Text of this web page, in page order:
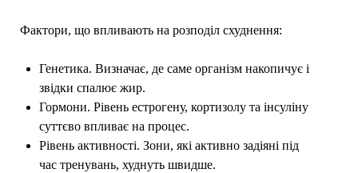
Фактори, що впливають на розподіл схуднення:
Генетика. Визначає, де саме організм накопичує і
звідки спалює жир.
Гормони. Рівень естрогену, кортизолу та інсуліну
суттєво впливає на процес.
Рівень активності. Зони, які активно задіяні під
час тренувань, худнуть швидше.